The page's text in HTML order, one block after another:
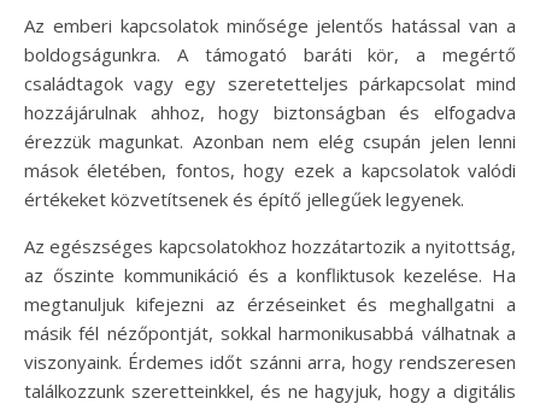
Az emberi kapcsolatok minősége jelentős hatással van a
boldogságunkra. A támogató baráti kör, a megértő
családtagok vagy egy szeretetteljes párkapcsolat mind
hozzájárulnak ahhoz, hogy biztonságban és elfogadva
érezzük magunkat. Azonban nem elég csupán jelen lenni
mások életében, fontos, hogy ezek a kapcsolatok valódi
értékeket közvetítsenek és építő jellegűek legyenek.
Az egészséges kapcsolatokhoz hozzátartozik a nyitottság,
az őszinte kommunikáció és a konfliktusok kezelése. Ha
megtanuljuk kifejezni az érzéseinket és meghallgatni a
másik fél nézőpontját, sokkal harmonikusabbá válhatnak a
viszonyaink. Érdemes időt szánni arra, hogy rendszeresen
találkozzunk szeretteinkkel, és ne hagyjuk, hogy a digitális